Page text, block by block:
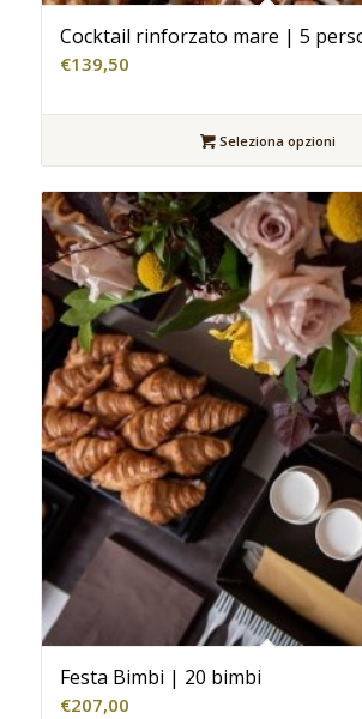
Cocktail rinforzato mare | 5
€139,50
Seleziona opzioni
Festa Bimbi | 20 bimbi
€207,00